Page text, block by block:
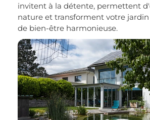
invitent à la détente, permettent
nature et transforment votre jardin
de bien-être harmonieuse.